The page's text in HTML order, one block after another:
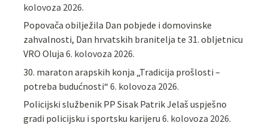
kolovoza 2026.
Popovača obilježila Dan pobjede i domovinske
zahvalnosti, Dan hrvatskih branitelja te 31. obljetnicu
VRO Oluja 6. kolovoza 2026.
30. maraton arapskih konja „Tradicija prošlosti –
potreba budućnosti“ 6. kolovoza 2026.
Policijski službenik PP Sisak Patrik Jelaš uspješno
gradi policijsku i sportsku karijeru 6. kolovoza 2026.